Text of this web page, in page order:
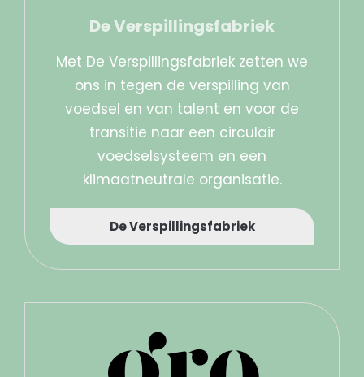
De Verspillingsfabriek
Met De Verspillingsfabriek zetten we
ons in tegen de verspilling van
voedsel en van talent en voor de
transitie naar een circulair
voedselsysteem en een
klimaatneutrale organisatie.
De Verspillingsfabriek